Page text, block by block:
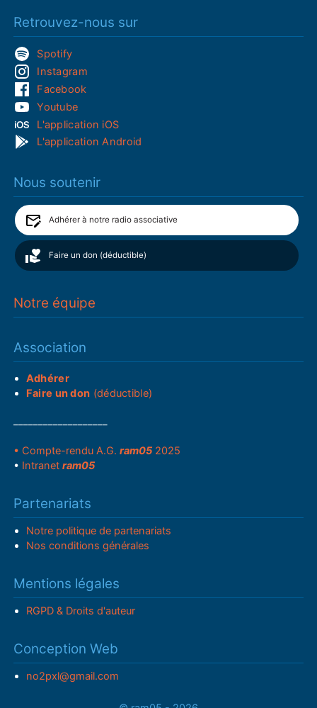
Retrouvez-nous sur
Spotify
Instagram
Facebook
Youtube
L'application iOS
L'application Android
Nous soutenir
Adhérer à notre radio associative
Faire un don (déductible)
Notre équipe
Association
Adhérer
Faire un don (déductible)
• Compte-rendu A.G.ram05 2025
• Intranetram05
Partenariats
Notre politique de partenariats
Nos conditions générales
Mentions légales
RGPD & Droits d'auteur
Conception Web
no2pxl@gmail.com